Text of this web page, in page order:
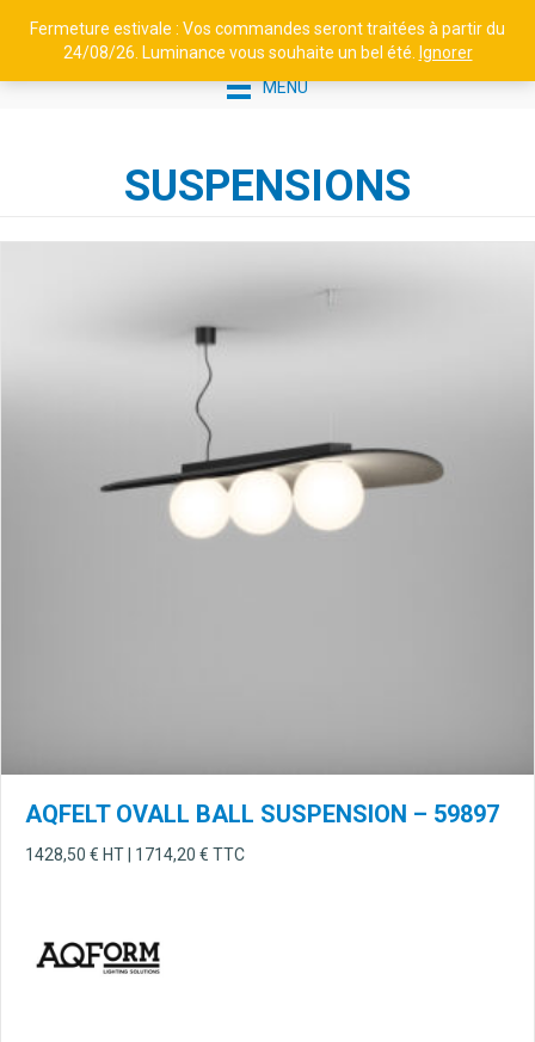
Fermeture estivale : Vos commandes seront traitées à partir du
24/08/26. Luminance vous souhaite un bel été.
Ignorer
MENU
SUSPENSIONS
AQFELT OVALL BALL SUSPENSION – 59897
1428,50 € HT | 1714,20 € TTC